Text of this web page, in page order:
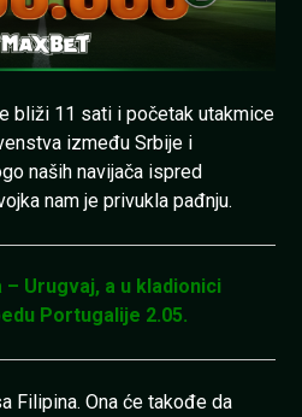
bliži 11 sati i početak utakmice
između Srbije i
naših navijača ispred
nam je privukla pađnju.
Urugvaj, a u kladionici
Portugalije 2.05.
Filipina. Ona će takođe da